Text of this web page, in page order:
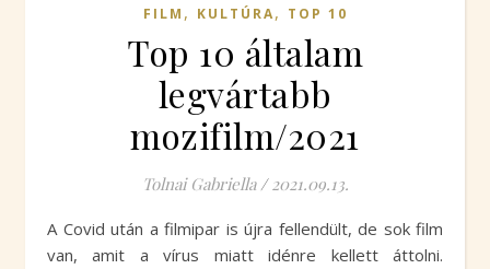
FILM , KULTÚRA, TOP 10
Top 10 általam
legvártabb
mozifilm/2021
Tolnai Gabriella / 2021.09.13.
A Covid után a filmipar is újra fellendült, de sok film
van, amit a vírus miatt idénre kellett áttolni.